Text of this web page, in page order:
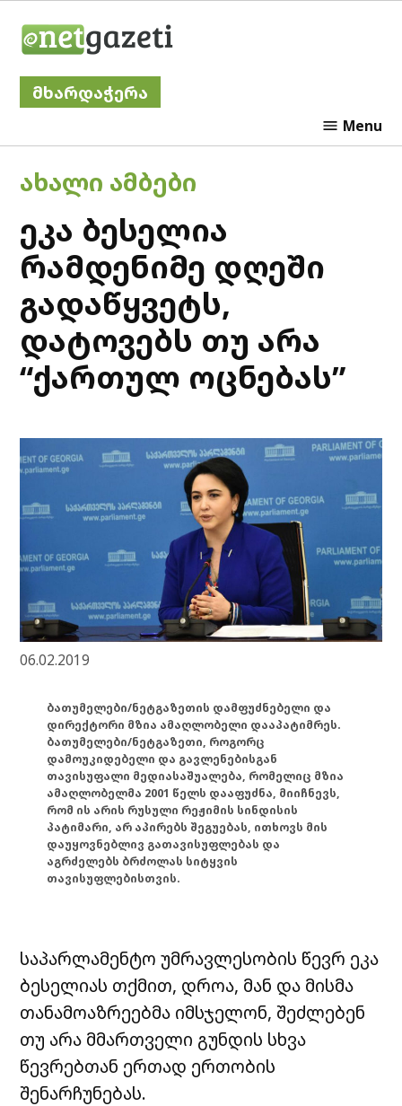
მხარდაჭერა
Menu
POSTED
ᲐᲮᲐᲚᲘ ᲐᲛᲑᲔᲑᲘ
ეკა ბესელია
რამდენიმე დღეში
გადაწყვეტს,
დატოვებს თუ არა
“ქართულ ოცნებას”
06.02.2019
ბათუმელები/ნეტგაზეთის დამფუძნებელი და
დირექტორი მზია ამაღლობელი დააპატიმრეს.
ბათუმელები/ნეტგაზეთი, როგორც
დამოუკიდებელი და გავლენებისგან
თავისუფალი მედიასაშუალება, რომელიც მზია
ამაღლობელმა 2001 წელს დააფუძნა, მიიჩნევს,
რომ ის არის რუსული რეჟიმის სინდისის
პატიმარი, არ აპირებს შეგუებას, ითხოვს მის
დაუყოვნებლივ გათავისუფლებას და
აგრძელებს ბრძოლას სიტყვის
თავისუფლებისთვის.
საპარლამენტო უმრავლესობის წევრ ეკა
ბესელიას თქმით, დროა, მან და მისმა
თანამოაზრეებმა იმსჯელონ, შეძლებენ
თუ არა მმართველი გუნდის სხვა
წევრებთან ერთად ერთობის
შენარჩუნებას.